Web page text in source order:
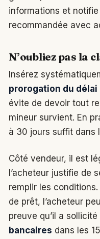
informations et
recommandée avec
N’oubliez pas la
Insérez
prorogation du délai
évite de devoir tout
mineur survient. En
à 30 jours suffit dans
Côté vendeur, il est
l’acheteur justifie de
remplir les
de prêt, l’acheteur
preuve qu’il a
bancaires dans les